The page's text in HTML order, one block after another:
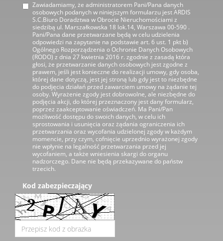
Zawiadamiamy, że administratorem Pani/Pana danych
osobowych podanych w niniejszym formularzu jest ARDIS
S.C.Biuro Doradztwa w Obrocie Nieruchomościami z
siedzibą ul. Marszałkowska 18 lok.14, Warszawa 00-590 .
Pani/Pana dane przetwarzane będą w celu udzielenia
odpowiedzi na zapytanie na podstawie art. 6 ust. 1 pkt b)
Ogólnego Rozporządzenia o Ochronie Danych Osobowych
(RODO) z dnia 27 kwietnia 2016 r. zgodnie z zasadą która
głosi, że przetwarzanie danych osobowych jest zgodne z
prawem, jeśli jest konieczne do realizacji umowy, gdy osoba,
której dane dotyczą, jest jej stroną lub gdy jest to niezbędne
do podjęcia działań przed zawarciem umowy na żądanie tej
osoby. Wyrażenie zgody jest dobrowolne, ale niezbędne do
podjęcia akcji, do której przeznaczony jest dany formularz,
poprzez zaakceptowanie oświadczeń. Ma Pani/Pan
możliwość dostępu do swoich danych, w celu ich
sprostowania i usunięcia oraz żądania ograniczenia ich
przetwarzania oraz wycofania udzielonej zgody w każdym
momencie, przy czym, cofnięcie uprzednio wyrażonej zgody
nie wpłynie na legalność przetwarzania przed jej
wycofaniem, a także wniesienia skargi do organu
nadzorczego. Dane nie będą przekazywane do państw
trzecich.
Kod zabezpieczający